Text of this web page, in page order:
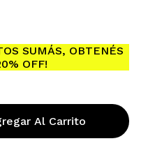
SUMÁS, OBTENÉS
OFF!
Al Carrito